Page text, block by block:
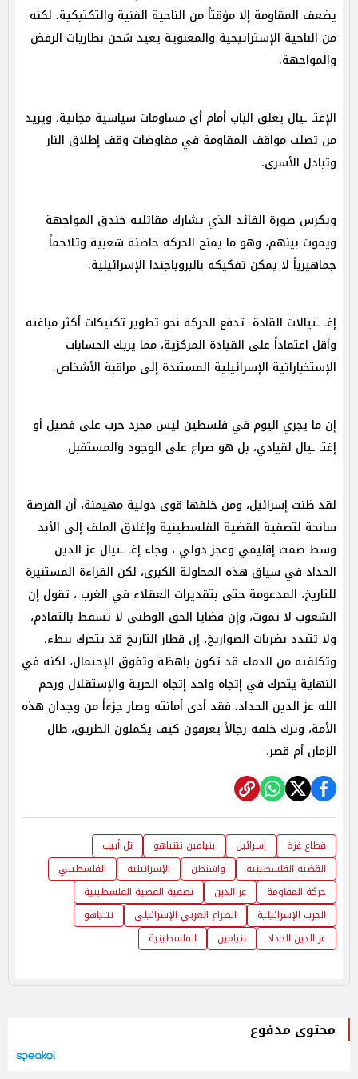
يضعف المقاومة إلا مؤقتاً من الناحية الفنية والتكتيكية، لكنه
من الناحية الإستراتيجية والمعنوية يعيد شحن بطاريات الرفض
والمواجهة.
الإغتـ ـيال يغلق الباب أمام أي مساومات سياسية مجانية، ويزيد
من تصلب مواقف المقاومة في مفاوضات وقف إطلاق النار
وتبادل الأسرى.
ويكرس صورة القائد الذي يشارك مقاتليه خندق المواجهة
ويموت بينهم، وهو ما يمنح الحركة حاضنة شعبية وتلاحماً
جماهيرياً لا يمكن تفكيكه بالبروباجندا الإسرائيلية.
إغـ ـتيالات القادة تدفع الحركة نحو تطوير تكتيكات أكثر مباغتة
وأقل اعتماداً على القيادة المركزية، مما يربك الحسابات
الإستخباراتية الإسرائيلية المستندة إلى مراقبة الأشخاص.
إن ما يجري اليوم في فلسطين ليس مجرد حرب على فصيل أو
إغتـ ـيال لقيادي، بل هو صراع على الوجود والمستقبل.
لقد ظنت إسرائيل، ومن خلفها قوى دولية مهيمنة، أن الفرصة
سانحة لتصفية القضية الفلسطينية وإغلاق الملف إلى الأبد
وسط صمت إقليمي وعجز دولي ، وجاء إغـ ـتيال عز الدين
الحداد في سياق هذه المحاولة الكبرى، لكن القراءة المستنيرة
للتاريخ، المدعومة حتى بتقديرات العقلاء في الغرب ، تقول إن
الشعوب لا تموت، وإن قضايا الحق الوطني لا تسقط بالتقادم،
ولا تتبدد بضربات الصواريخ، إن قطار التاريخ قد يتحرك ببطء،
وتكلفته من الدماء قد تكون باهظة وتفوق الإحتمال، لكنه في
النهاية يتحرك في إتجاه واحد إتجاه الحرية والإستقلال ورحم
الله عز الدين الحداد، فقد أدى أمانته وصار جزءاً من وجدان هذه
الأمة، وترك خلفه رجالاً يعرفون كيف يكملون الطريق، طال
الزمان أم قصر.
قطاع غزة إسرائيل بنيامين نتنياهو
تل أبيب
القضية الفلسطينية
واشنطن الإسرائيلية
الفلسطيني
حركة المقاومة
عز الدين
تصفية القضية الفلسطينية
الحرب الإسرائيلية
الصراع العربي الإسرائيلي
نتنياهو
عز الدين الحداد
بنيامين الفلسطينية
محتوى مدفوع